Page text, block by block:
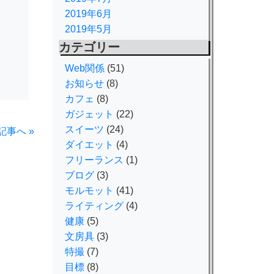
事へ »
2019年6月
2019年5月
カテゴリー
Web関係 (51)
お知らせ (8)
カフェ (8)
ガジェット (22)
スイーツ (24)
ダイエット (4)
フリーランス (1)
ブログ (3)
モルモット (41)
ライティング (4)
健康 (5)
文房具 (3)
特撮 (7)
目標 (8)